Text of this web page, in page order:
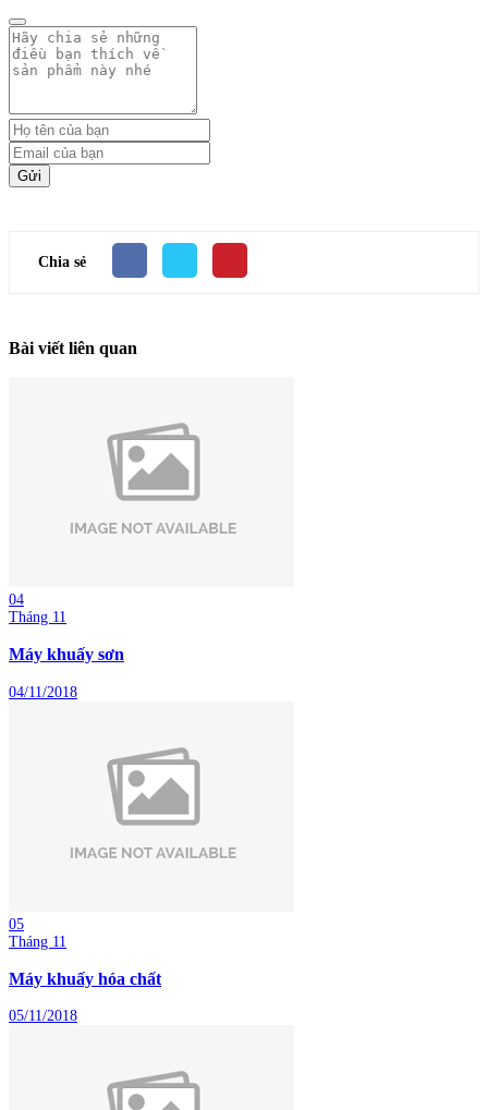
Gửi
Chia sẻ
Bài viết liên quan
04
Tháng 11
Máy khuấy sơn
04/11/2018
05
Tháng 11
Máy khuấy hóa chất
05/11/2018